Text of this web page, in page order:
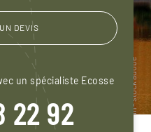
DEVIS
un spécialiste Ecosse
22 92